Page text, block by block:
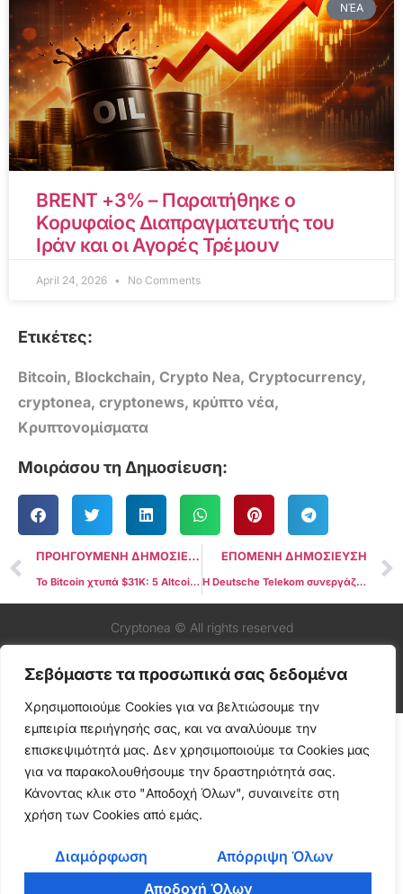
Σεβόμαστε τα προσωπικά σας δεδομένα
Χρησιμοποιούμε Cookies για να βελτιώσουμε την
εμπειρία περιήγησής σας, και να αναλύουμε την
επισκεψιμότητά μας. Δεν χρησιμοποιούμε τα Cookies μας
για να παρακολουθήσουμε την δραστηριότητά σας.
Κάνοντας κλικ στο "Αποδοχή Όλων", συναινείτε στη
χρήση των Cookies από εμάς.
Διαμόρφωση
Απόρριψη Όλων
Αποδοχή Όλων
ΝΈΑ
BRENT +3% – Παραιτήθηκε ο
Κορυφαίος Διαπραγματευτής του
Ιράν και οι Αγορές Τρέμουν
April 24, 2026 No Comments
Ετικέτες:
Bitcoin, Blockchain, Crypto Nea, Cryptocurrency,
cryptonea, cryptonews, κρύπτο νέα,
Κρυπτονομίσματα
Μοιράσου τη Δημοσίευση:
ΠΡΟΗΓΟΥΜΕΝΗ ΔΗΜΟΣΙΕΥΣΗ
Το Bitcoin χτυπά $31K: 5 Altcoins που απογειώνονται στην τρέχουσα άνοδο
ΕΠΟΜΕΝΗ ΔΗΜΟΣΙΕΥΣΗ
Η Deutsche Telekom συνεργάζεται με την MultiversX για να χαράξει το δρόμο για την καινοτομία Web3
Cryptonea © All rights reserved